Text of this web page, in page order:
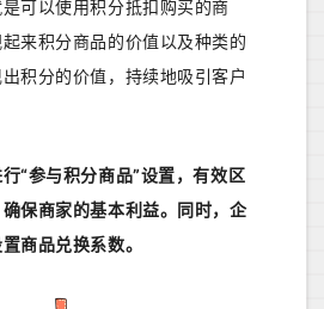
可以使用积分抵扣购买的商
来积分商品的价值以及种类的
积分的价值，持续地吸引客户
“参与积分商品”设置，有效区
保商家的基本利益。同时，企
商品兑换系数。